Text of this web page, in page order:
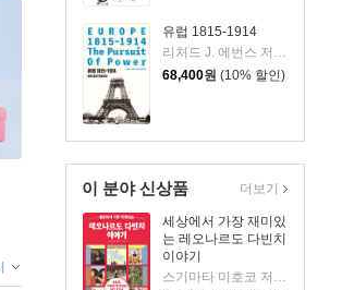
유럽 1815-1914
68,400원 (10% 할인)
이 분야 신상품
세상에서 가장 재미있
는 레오나르도 다빈치
이야기
더보기